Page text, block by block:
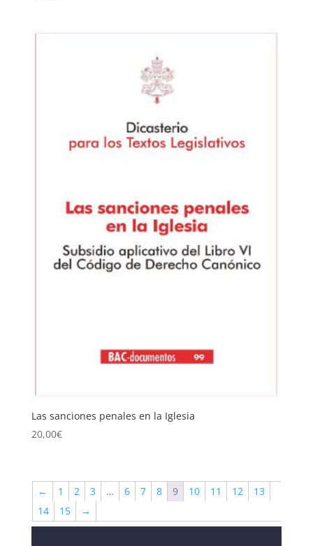
Las sanciones penales en la Iglesia
20,00€
← 1 2 3 … 6 7 8 9 10 11 12
13
14
15 →